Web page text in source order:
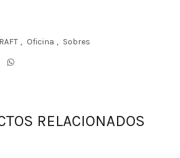
, Oficina , Sobres
RELACIONADOS